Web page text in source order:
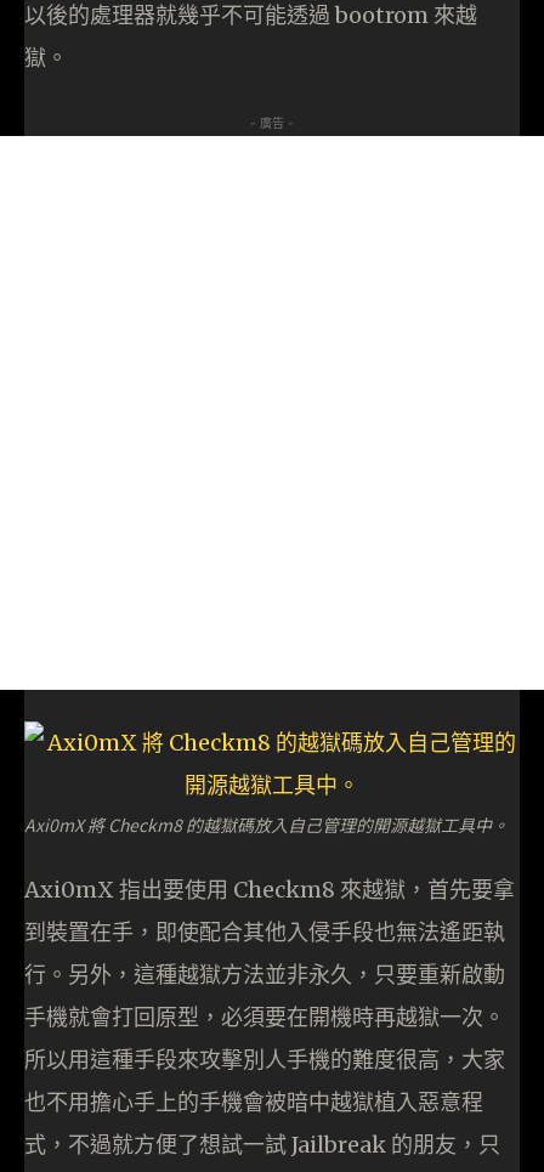
以後的處理器就幾乎不可能透過 bootrom 來越
獄。
- 廣告 -
Axi0mX 將 Checkm8 的越獄碼放入自己管理的開源越獄工具中。
Axi0mX 指出要使用 Checkm8 來越獄，首先要拿
到裝置在手，即使配合其他入侵手段也無法遙距執
行。另外，這種越獄方法並非永久，只要重新啟動
手機就會打回原型，必須要在開機時再越獄一次。
所以用這種手段來攻擊別人手機的難度很高，大家
也不用擔心手上的手機會被暗中越獄植入惡意程
式，不過就方便了想試一試 Jailbreak 的朋友，只